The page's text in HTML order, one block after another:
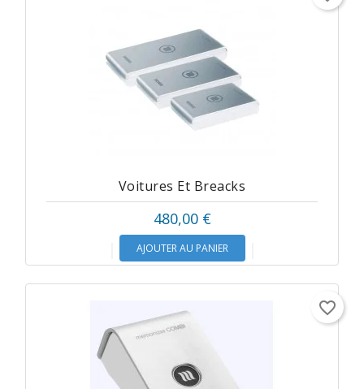
Voitures Et Breacks
480,00 €
AJOUTER AU PANIER
favorite_border